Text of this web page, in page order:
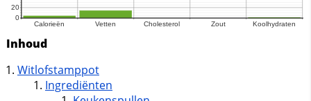
Inhoud
Witlofstamppot
Ingrediënten